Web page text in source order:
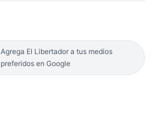
Agrega El Libertador a tus medios
preferidos en Google